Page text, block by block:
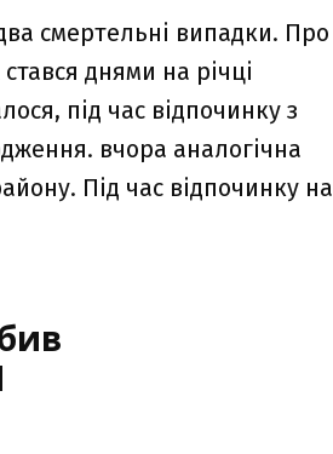
смертельні випадки. Про
днями на річці
під час відпочинку з
вчора аналогічна
Під час відпочинку на